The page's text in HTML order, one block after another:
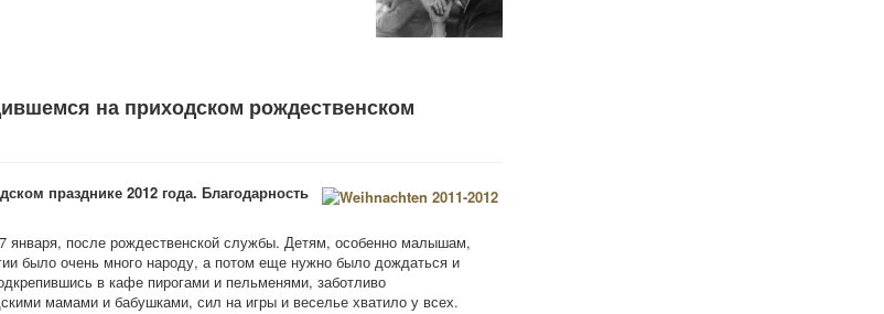
на приходском рождественском
празднике 2012 года. Благодарность
января, после рождественской службы. Детям, особенно малышам,
было очень много народу, а потом еще нужно было дождаться и
в кафе пирогами и пельменями, заботливо
мамами и бабушками, сил на игры и веселье хватило у всех.